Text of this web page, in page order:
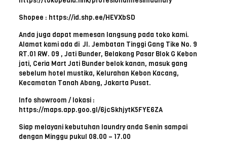
Shopee : https://id.shp.ee/HEVXbSD
Anda juga dapat memesan langsung pada toko kami.
Alamat kami ada di Jl. Jembatan Tinggi Gang Tike No. 9
RT.01 RW. 09 , Jati Bunder, Belakang Pasar Blok G Kebon
jati, Ceria Mart Jati Bunder belok kanan, masuk gang
sebelum hotel mustika, Kelurahan Kebon Kacang,
Kecamatan Tanah Abang, Jakarta Pusat.
Info showroom / lokasi :
https://maps.app.goo.gl/6jcSkhjytK5FYE6ZA
Siap melayani kebutuhan laundry anda Senin sampai
dengan Minggu pukul 08.00 – 17.00